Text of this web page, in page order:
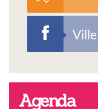
Agenda